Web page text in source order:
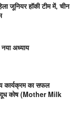
जूनियर हॉकी टीम में, चीन
अध्याय
कार्यक्रम का सफल
दूध कोष (Mother Milk